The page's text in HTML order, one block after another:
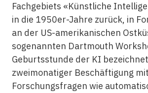
Fachgebiets «Künstliche
in die 1950er-Jahre zurück, in
an der US-amerikanischen
sogenannten Dartmouth
Geburtsstunde der KI
zweimonatiger Beschäftigung mit
Forschungsfragen wie